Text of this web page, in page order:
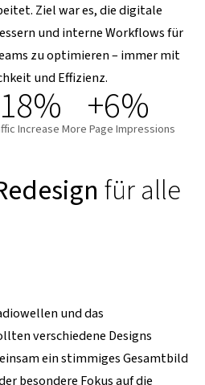
Ziel war es, die digitale
und interne Workflows für
zu optimieren – immer mit
und Effizienz.
Increase +6%
More Page Impressions
für alle
und das
verschiedene Designs
ein stimmiges Gesamtbild
besondere Fokus auf die